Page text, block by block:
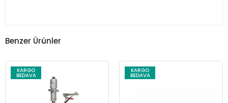
Benzer Ürünler
KARGO
BEDAVA
KARGO
BEDAVA